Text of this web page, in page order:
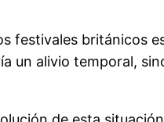
festivales británicos
un alivio temporal,